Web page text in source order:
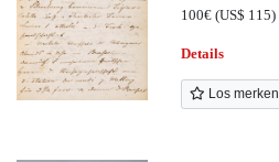
100€(US$ 115)
Details
Los merken